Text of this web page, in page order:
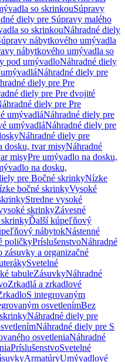
so skrinkouSúpravy
diely pre Súpravy malého
so skrinkouNáhradné diely
nábytkového umývadla
nábytkového umývadla so
pod umývadloNáhradné diely
Náhradné diely pre
diely pre Pre
diely pre Pre dvojité
diely pre Pre
umývadláNáhradné diely pre
umývadláNáhradné diely pre
Náhradné diely pre
dosku, tvar misyNáhradné
misyPre umývadlo na dosku,
na dosku,
pre Bočné skrinkyNízke
bočné skrinkyVysoké
Stredne vysoké
skrinkyZávesné
skrinkyĎalší kúpeľňový
nábytokNástenné
poličkyPríslušenstvoNáhradné
zásuvky a organizačné
Svetelné
tabuleZásuvkyNáhradné
Zrkadlá a zrkadlové
S integrovaným
osvetlenímBez
Náhradné diely pre
Náhradné diely pre S
osvetleniaNáhradné
PríslušenstvoSvetelné
ArmatúryUmývadlové